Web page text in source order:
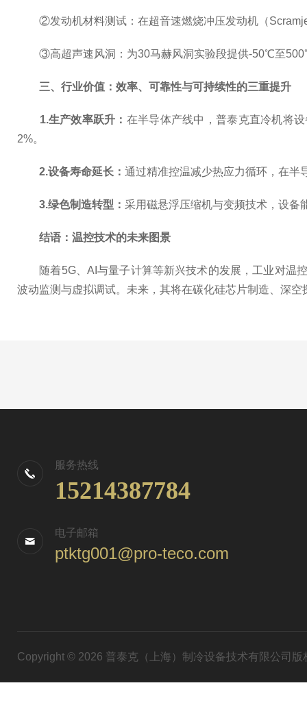
②发动机材料测试：在超音速燃烧冲压发动机（
③高超声速风洞：为30马赫风洞实验段提供-50℃至
三、行业价值：效率、可靠性与可持续性的三重提升
1.生产效率跃升： 在半导体产线中，普泰克直冷机将
2%。
2.设备寿命延长： 通过精准控温减少热应力循环，在半
3.绿色制造转型： 采用磁悬浮压缩机与变频技术，设备
结语：温控技术的未来图景
随着5G、AI与量子计算等新兴技术的发展，工业对温控
波动监测与虚拟调试。未来，其将在碳化硅芯片制造、深空
服务热线
15214387784
电子邮箱
ptktg001@pro-teco.com
Copyright © 2026 普泰克（上海）制冷设备技术有限公司版